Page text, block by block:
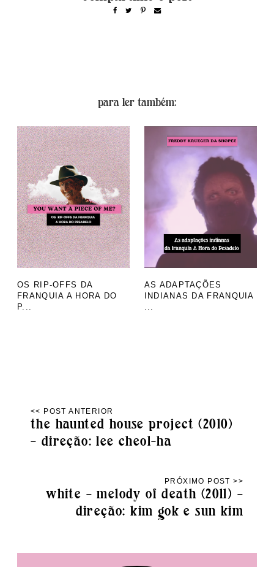
para ler também:
OS RIP-OFFS DA
FRANQUIA A HORA DO
P...
AS ADAPTAÇÕES
INDIANAS DA FRANQUIA
the haunted house project (2010)
– direção: lee cheol-ha
white – melody of death (2011) –
direção: kim gok e sun kim